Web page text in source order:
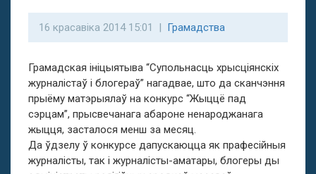
16 красавіка 2014 15:01 | Грамадства
Грамадская ініцыятыва “Супольнасць хрысціянскіх
журналістаў і блогераў” нагадвае, што да сканчэння
прыёму матэрыялаў на конкурс “Жыццё пад
сэрцам”, прысвечанага абароне ненароджанага
жыцця, засталося менш за месяц.
Да ўдзелу ў конкурсе дапускаюцца як прафесійныя
журналісты, так і журналісты-аматары, блогеры ды